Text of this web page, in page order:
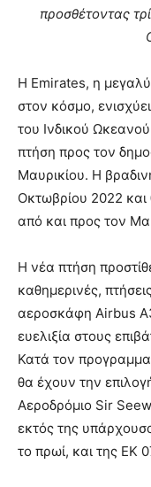
προσθέτοντας
Η Emirates, η
στον κόσμο,
του Ινδικού
πτήση προς τον
Μαυρικίου. Η
Οκτωβρίου 2022 και
από και προς τον
Η νέα πτήση
καθημερινές,
αεροσκάφη Airbus
ευελιξία στους
Κατά τον
θα έχουν την
Αεροδρόμιο Sir
εκτός της
το πρωί, και της EK